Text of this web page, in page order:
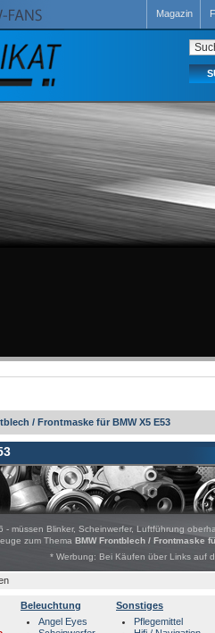
Magazin
/ Frontmaske für BMW X5 E53
- müssen Blinker, Scheinwerfer, Luftführung
zum Thema BMW Frontblech / Frontmaske
* Werbung: Bei Käufen über Links auf
Beleuchtung
Angel Eyes
Sonstiges
Pflegemittel